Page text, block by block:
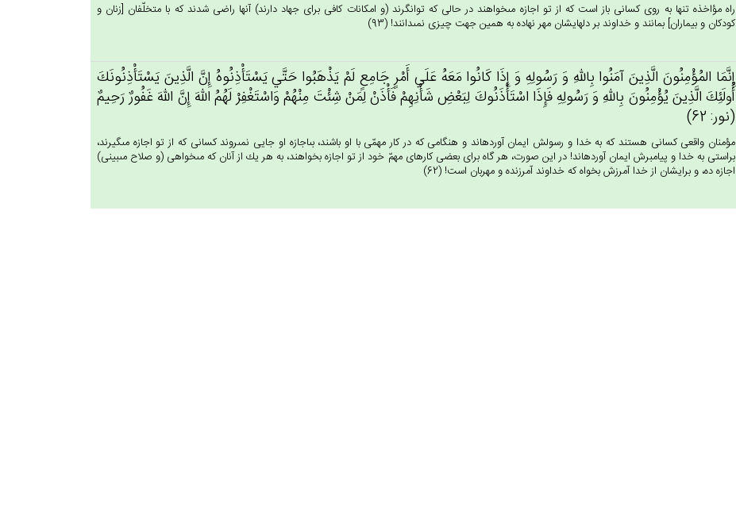
راه مؤاخذه تنها به روى كسانى باز است كه از تو اجازه مى‏خواهند در حالى كه توانگرند (و امكانات كافى براى جهاد دارند) آنها راضى شدند كه با متخلّفان [زنان و
كودكان و بيماران‏] بمانند و خداوند بر دلهايشان مهر نهاده به همين جهت چيزى نمى‏دانند! (93)
إِنَّمَا المُؤْمِنُون‌َ الَّذِين‌َ آمَنُوا بِالله‌ِ وَ رَسُولِه‌ِ وَ إِذَا كَانُوا مَعَه‌ُ عَلَي‌ أَمْرٍ جَامِع‌ٍ لَم‌ْ يَذْهَبُوا حَتَّي‌ يَسْتَأْذِنُوه‌ُ إِن‌َّ الَّذِين‌َ يَسْتَأْذِنُونَك‌َ
أُولَئِك‌َ الَّذِين‌َ يُؤْمِنُون‌َ بِالله‌ِ وَ رَسُولِه‌ِ فَإِذَا اسْتَأْذَنُوك‌َ لِبَعْض‌ِ شَأْنِهِم‌ْ فَأْذَنْ‌ لِمَنْ‌ شِئْت‌َ مِنْهُم‌ْ وَاسْتَغْفِرْ لَهُم‌ُ الله‌َ إِن‌َّ الله‌َ غَفُورٌ رَحِيم‌ٌ
(نور: 62)
مؤمنان واقعى كسانى هستند كه به خدا و رسولش ايمان آورده‏اند و هنگامى كه در كار مهمّى با او باشند، بى‏اجازه او جايى نمى‏روند كسانى كه از تو اجازه مى‏گيرند،
براستى به خدا و پيامبرش ايمان آورده‏اند! در اين صورت، هر گاه براى بعضى كارهاى مهمّ خود از تو اجازه بخواهند، به هر يك از آنان كه مى‏خواهى (و صلاح مى‏بينى)
اجازه ده، و برايشان از خدا آمرزش بخواه كه خداوند آمرزنده و مهربان است! (62)